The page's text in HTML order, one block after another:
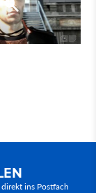
ins Postfach